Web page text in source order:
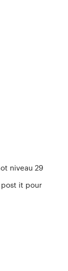
niveau 29
it pour